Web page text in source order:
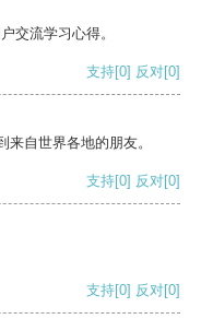
交流学习心得。
支持[0] 反对[0]
自世界各地的朋友。
支持[0] 反对[0]
支持[0] 反对[0]